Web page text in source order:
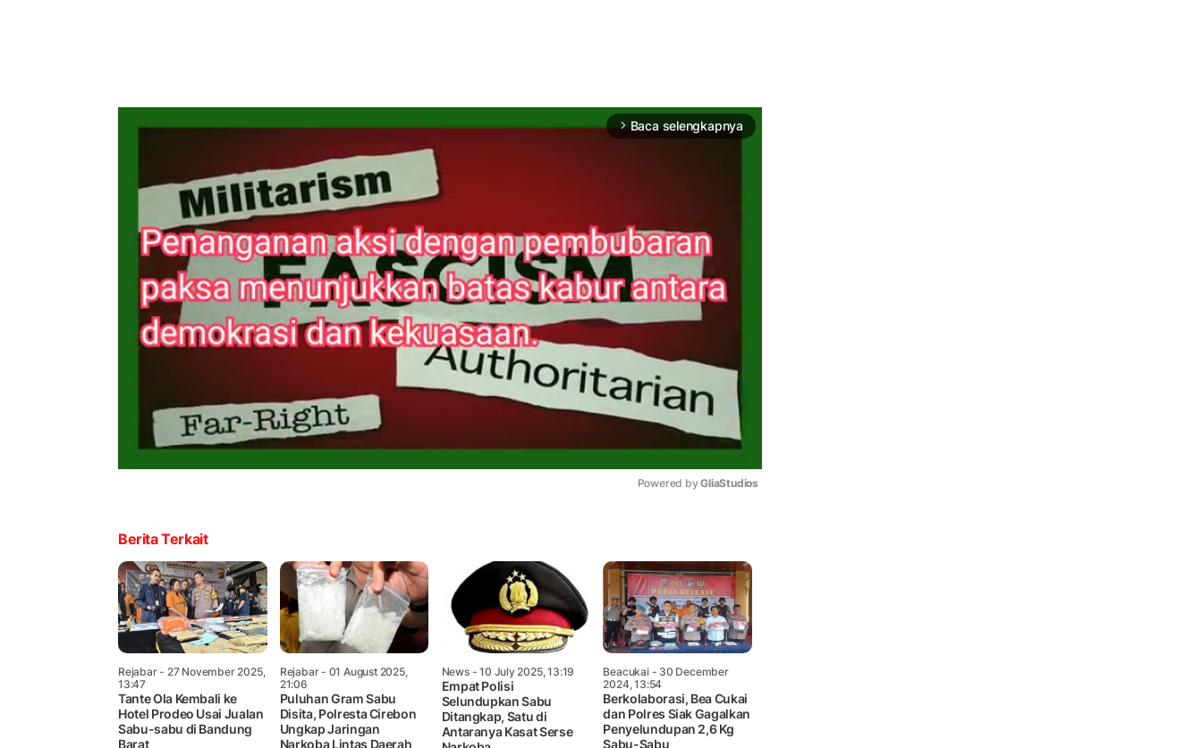
arrow_forward_ios Baca selengkapnya
Powered by GliaStudios
Berita Terkait
Rejabar- 27 November 2025,
13:47
Tante Ola Kembali ke
Hotel Prodeo Usai Jualan
Sabu-sabu di Bandung
Barat
Rejabar- 01 August 2025,
21:06
Puluhan Gram Sabu
Disita, Polresta Cirebon
Ungkap Jaringan
Narkoba Lintas Daerah
News- 10 July 2025, 13:19
Empat Polisi
Selundupkan Sabu
Ditangkap, Satu di
Antaranya Kasat Serse
Beacukai- 30 December
2024, 13:54
Berkolaborasi, Bea Cukai
dan Polres Siak Gagalkan
Penyelundupan 2,6 Kg
Sabu-Sabu